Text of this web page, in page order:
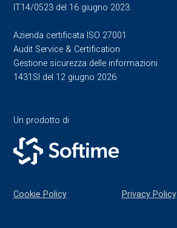
IT14/0523 del 16 giugno 2023
Azienda certificata ISO 27001
Audit Service & Certification
Gestione sicurezza delle informazioni
1431SI del 12 giugno 2026
Un prodotto di
Cookie Policy Privacy Policy